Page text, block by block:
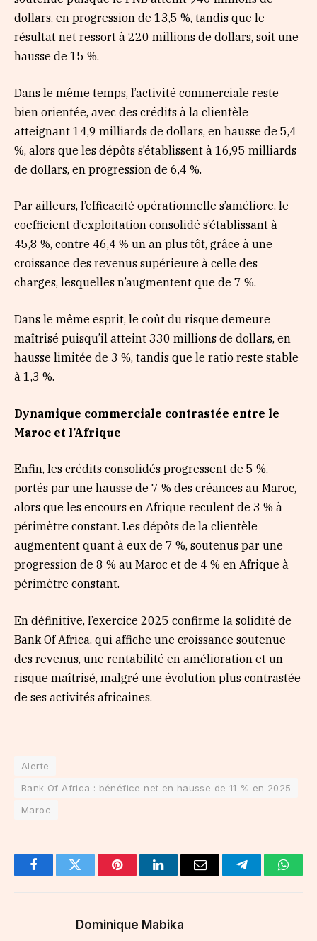
dollars, en progression de 13,5 %, tandis que le
résultat net ressort à 220 millions de dollars, soit une
hausse de 15 %.
Dans le même temps, l’activité commerciale reste
bien orientée, avec des crédits à la clientèle
atteignant 14,9 milliards de dollars, en hausse de 5,4
%, alors que les dépôts s’établissent à 16,95 milliards
de dollars, en progression de 6,4 %.
Par ailleurs, l’efficacité opérationnelle s’améliore, le
coefficient d’exploitation consolidé s’établissant à
45,8 %, contre 46,4 % un an plus tôt, grâce à une
croissance des revenus supérieure à celle des
charges, lesquelles n’augmentent que de 7 %.
Dans le même esprit, le coût du risque demeure
maîtrisé puisqu’il atteint 330 millions de dollars, en
hausse limitée de 3 %, tandis que le ratio reste stable
à 1,3 %.
Dynamique commerciale contrastée entre le
Maroc et l’Afrique
Enfin, les crédits consolidés progressent de 5 %,
portés par une hausse de 7 % des créances au Maroc,
alors que les encours en Afrique reculent de 3 % à
périmètre constant. Les dépôts de la clientèle
augmentent quant à eux de 7 %, soutenus par une
progression de 8 % au Maroc et de 4 % en Afrique à
périmètre constant.
En définitive, l’exercice 2025 confirme la solidité de
Bank Of Africa, qui affiche une croissance soutenue
des revenus, une rentabilité en amélioration et un
risque maîtrisé, malgré une évolution plus contrastée
de ses activités africaines.
Alerte
Bank Of Africa : bénéfice net en hausse de 11 % en 2025
Maroc
FacebookTwitter PinterestLinkedInEmail Telegram
Dominique Mabika